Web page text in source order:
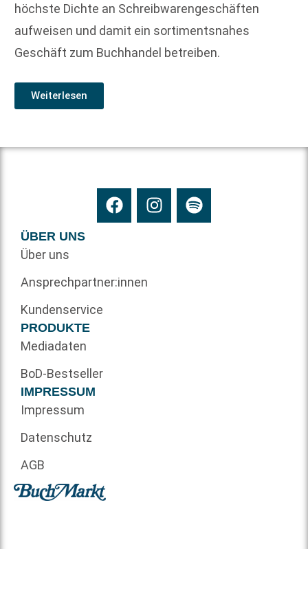
höchste Dichte an Schreibwarengeschäften
aufweisen und damit ein sortimentsnahes
Geschäft zum Buchhandel betreiben.
Weiterlesen
ÜBER UNS
Über uns
Ansprechpartner:innen
Kundenservice
PRODUKTE
Mediadaten
BoD-Bestseller
IMPRESSUM
Impressum
Datenschutz
AGB